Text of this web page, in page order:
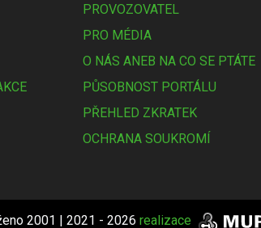
PROVOZOVATEL
PRO MÉDIA
O NÁS ANEB NA CO SE PTÁTE
PŮSOBNOST PORTÁLU
PŘEHLED ZKRATEK
OCHRANA SOUKROMÍ
2001 | 2021 - 2026 realizace